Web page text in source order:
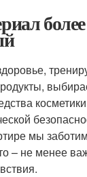
мы
– не менее